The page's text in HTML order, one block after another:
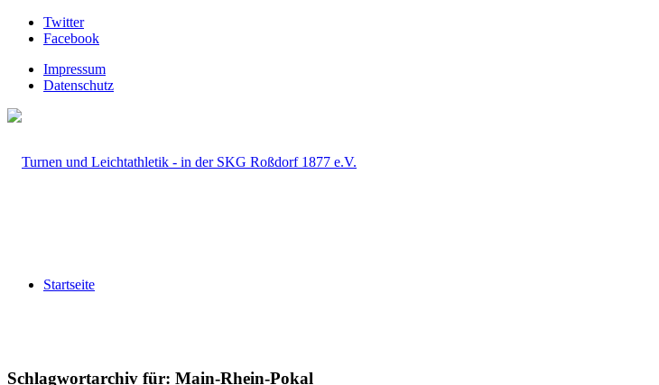
Twitter
Facebook
Impressum
Datenschutz
Startseite
Schlagwortarchiv für: Main-Rhein-Pokal